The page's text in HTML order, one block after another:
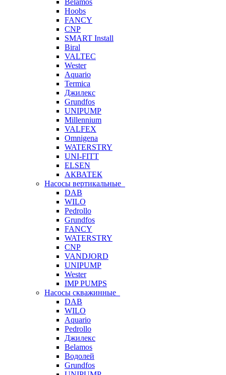
Belamos
Hoobs
FANCY
CNP
SMART Install
Biral
VALTEC
Wester
Aquario
Termica
Джилекс
Grundfos
UNIPUMP
Millennium
VALFEX
Omnigena
WATERSTRY
UNI-FITT
ELSEN
АКВАТЕК
Насосы вертикальные
DAB
WILO
Pedrollo
Grundfos
FANCY
WATERSTRY
CNP
VANDJORD
UNIPUMP
Wester
IMP PUMPS
Насосы скважинные
DAB
WILO
Aquario
Pedrollo
Джилекс
Belamos
Водолей
Grundfos